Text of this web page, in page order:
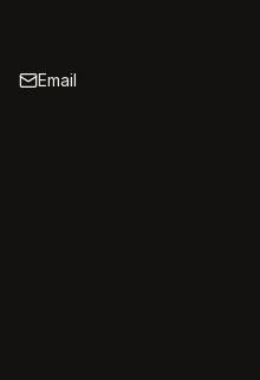
Email